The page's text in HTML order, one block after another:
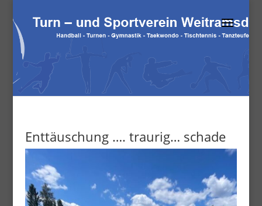
Enttäuschung …. traurig… schade